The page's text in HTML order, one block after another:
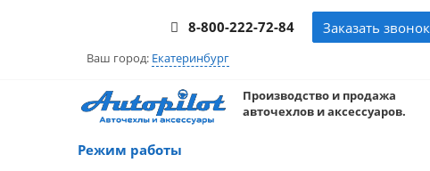
8-800-222-72-84 Заказать звонок
Ваш город: Екатеринбург
Производство и продажа
авточехлов и аксессуаров.
Режим работы